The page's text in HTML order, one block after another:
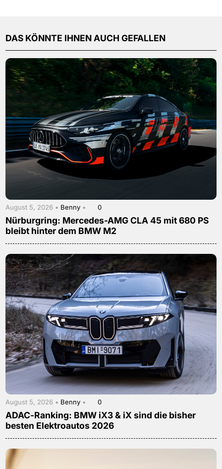
DAS KÖNNTE IHNEN AUCH GEFALLEN
August 5, 2026 • Benny • 0
Nürburgring: Mercedes-AMG CLA 45 mit 680 PS
bleibt hinter dem BMW M2
August 5, 2026 • Benny • 0
ADAC-Ranking: BMW iX3 & iX sind die bisher
besten Elektroautos 2026